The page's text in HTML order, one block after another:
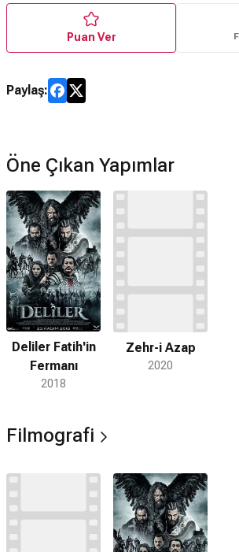
Puan Ver
Paylaş:
Öne Çıkan Yapımlar
Deliler Fatih'in
Fermanı
2018
Zehr-i Azap
2020
Filmografi